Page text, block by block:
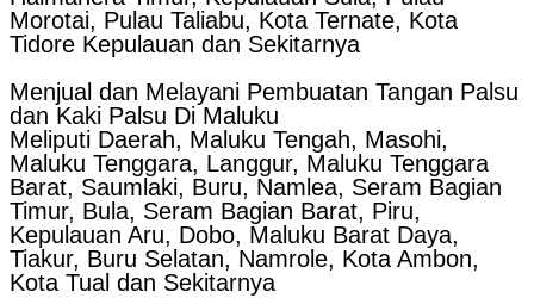
Morotai, Pulau Taliabu, Kota Ternate, Kota
Tidore Kepulauan dan Sekitarnya
Menjual dan Melayani Pembuatan Tangan Palsu
dan Kaki Palsu Di Maluku
Meliputi Daerah, Maluku Tengah, Masohi,
Maluku Tenggara, Langgur, Maluku Tenggara
Barat, Saumlaki, Buru, Namlea, Seram Bagian
Timur, Bula, Seram Bagian Barat, Piru,
Kepulauan Aru, Dobo, Maluku Barat Daya,
Tiakur, Buru Selatan, Namrole, Kota Ambon,
Kota Tual dan Sekitarnya